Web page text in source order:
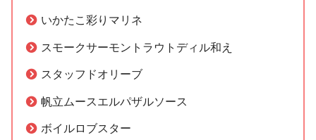
いかたこ彩りマリネ
スモークサーモントラウトディル和え
スタッフドオリーブ
帆立ムースエルパザルソース
ボイルロブスター